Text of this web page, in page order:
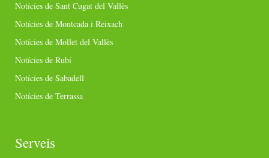
Notícies de Sant Cugat del Vallès
Notícies de Montcada i Reixach
Notícies de Mollet del Vallès
Notícies de Rubí
Notícies de Sabadell
Notícies de Terrassa
Serveis